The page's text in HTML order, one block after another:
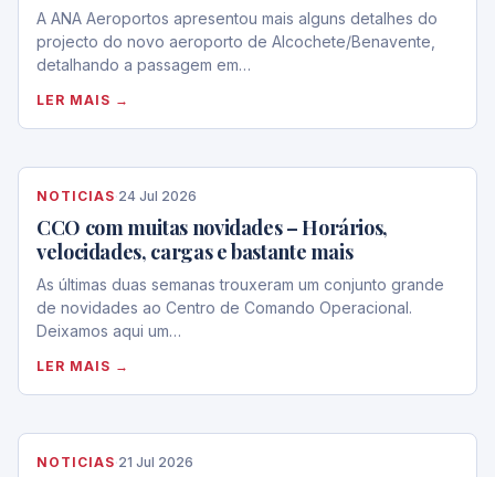
A ANA Aeroportos apresentou mais alguns detalhes do
projecto do novo aeroporto de Alcochete/Benavente,
detalhando a passagem em…
LER MAIS →
NOTICIAS·24 Jul 2026
CCO com muitas novidades – Horários,
velocidades, cargas e bastante mais
As últimas duas semanas trouxeram um conjunto grande
de novidades ao Centro de Comando Operacional.
Deixamos aqui um…
LER MAIS →
NOTICIAS·21 Jul 2026